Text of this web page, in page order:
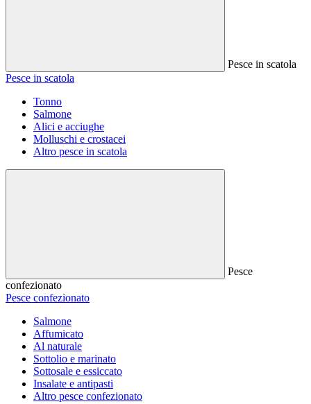
Pesce in scatola
Pesce in scatola
Tonno
Salmone
Alici e acciughe
Molluschi e crostacei
Altro pesce in scatola
Pesce
confezionato
Pesce confezionato
Salmone
Affumicato
Al naturale
Sottolio e marinato
Sottosale e essiccato
Insalate e antipasti
Altro pesce confezionato